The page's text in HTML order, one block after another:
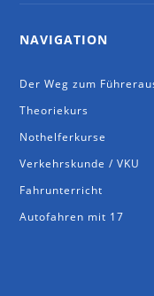
NAVIGATION
Der Weg zum
Theoriekurs
Nothelferkurse
Verkehrskunde / VKU
Fahrunterricht
Autofahren mit 17